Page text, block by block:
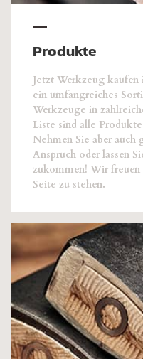
Produkte
Jetzt Werkzeug
ein umfangreiches
Werkzeuge in
Liste sind alle
Nehmen Sie aber auch
Anspruch oder lassen
zukommen! Wir freuen
Seite zu stehen.